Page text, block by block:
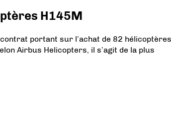
H145M
portant sur l’achat de 82 hélicoptères
Airbus Helicopters, il s’agit de la plus